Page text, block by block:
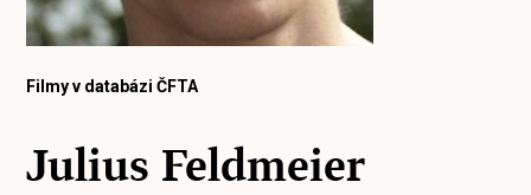
Filmy v databázi ČFTA
Julius Feldmeier